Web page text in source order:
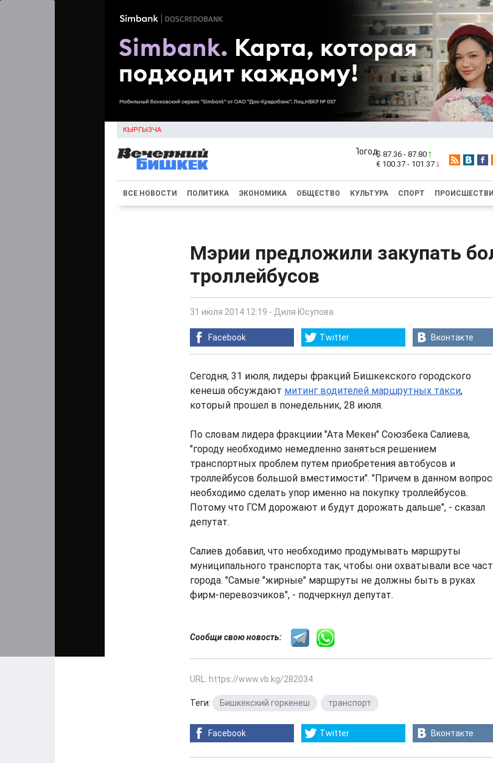
КЫРГЫЗЧА
$ 87.36 - 87.80
€ 100.37 - 101.37
ВСЕ НОВОСТИ ПОЛИТИКА ЭКОНОМИКА ОБЩЕСТВО КУЛЬТУРА СПОРТ
Мэрии предложили закупать
троллейбусов
31 июля 2014 12:19 - Диля Юсупова
Facebook Twitter Вконтакте
Сегодня, 31 июля, лидеры фракций Бишкекского городского
кенеша обсуждают митинг водителей маршрутных такси,
который прошел в понедельник, 28 июля.
По словам лидера фракциии "Ата Мекен" Союзбека Салиева,
"городу необходимо немедленно заняться решением
транспортных проблем путем приобретения автобусов и
троллейбусов большой вместимости". "Причем в данном
необходимо сделать упор именно на покупку троллейбусов.
Потому что ГСМ дорожают и будут дорожать дальше", - сказал
депутат.
Салиев добавил, что необходимо продумывать маршруты
муниципального транспорта так, чтобы они охватывали все
города. "Самые "жирные" маршруты не должны быть в руках
фирм-перевозчиков", - подчеркнул депутат.
Сообщи свою новость:
URL: https://www.vb.kg/282034
Теги: Бишкекский горкенеш транспорт
Facebook Twitter Вконтакте